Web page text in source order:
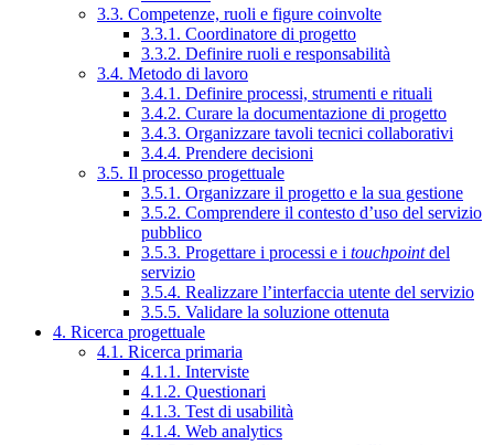
3.3. Competenze, ruoli e figure coinvolte
3.3.1. Coordinatore di progetto
3.3.2. Definire ruoli e responsabilità
3.4. Metodo di lavoro
3.4.1. Definire processi, strumenti e rituali
3.4.2. Curare la documentazione di progetto
3.4.3. Organizzare tavoli tecnici collaborativi
3.4.4. Prendere decisioni
3.5. Il processo progettuale
3.5.1. Organizzare il progetto e la sua gestione
3.5.2. Comprendere il contesto d’uso del servizio
pubblico
3.5.3. Progettare i processi e i touchpointdel
servizio
3.5.4. Realizzare l’interfaccia utente del servizio
3.5.5. Validare la soluzione ottenuta
4. Ricerca progettuale
4.1. Ricerca primaria
4.1.1. Interviste
4.1.2. Questionari
4.1.3. Test di usabilità
4.1.4. Web analytics